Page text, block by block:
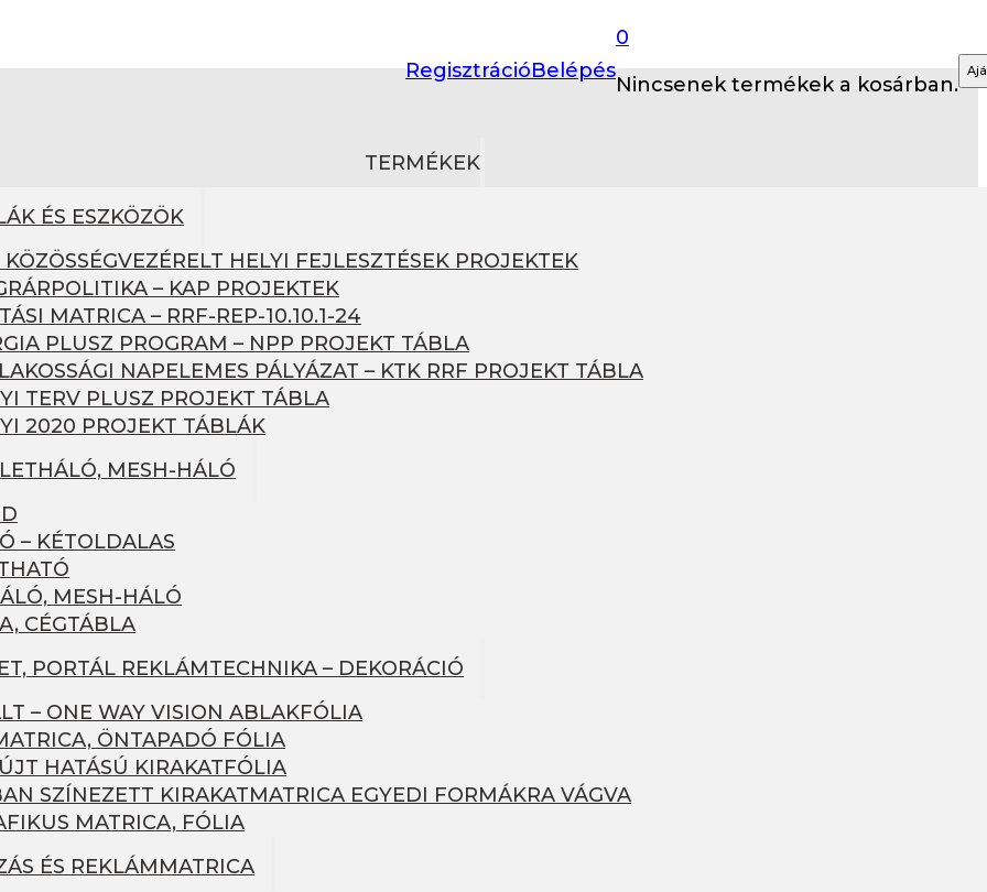
RegisztrációBelépés
0
Nincsenek termékek a kosárban.
TERMÉKEK
ÉS ESZKÖZÖK
HELYI FEJLESZTÉSEK PROJEKTEK
– KAP PROJEKTEK
MATRICA – RRF-REP-10.10.1-24
PLUSZ PROGRAM – NPP PROJEKT TÁBLA
NAPELEMES PÁLYÁZAT – KTK RRF PROJEKT TÁBLA
TERV PLUSZ PROJEKT TÁBLA
2020 PROJEKT TÁBLÁK
MESH-HÁLÓ
– KÉTOLDALAS
MESH-HÁLÓ
CÉGTÁBLA
PORTÁL REKLÁMTECHNIKA – DEKORÁCIÓ
– ONE WAY VISION ABLAKFÓLIA
ÖNTAPADÓ FÓLIA
HATÁSÚ KIRAKATFÓLIA
SZÍNEZETT KIRAKATMATRICA EGYEDI FORMÁKRA VÁGVA
MATRICA, FÓLIA
ÉS REKLÁMMATRICA